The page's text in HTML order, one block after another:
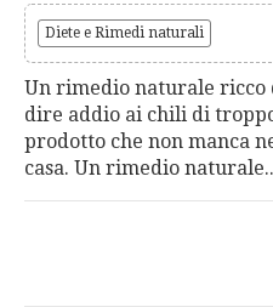
Diete e Rimedi naturali
Un rimedio naturale
dire addio ai chili di troppo
prodotto che non manca
casa. Un rimedio